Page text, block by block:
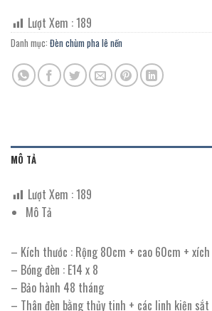
Lượt Xem :189
Danh mục: Đèn chùm pha lê nến
MÔ TẢ
Lượt Xem :189
Mô Tả
– Kích thước : Rộng 80cm + cao 60cm +
– Bóng đèn : E14 x 8
– Bảo hành 48 tháng
– Thân đèn bằng thủy tinh + các linh kiện sắt